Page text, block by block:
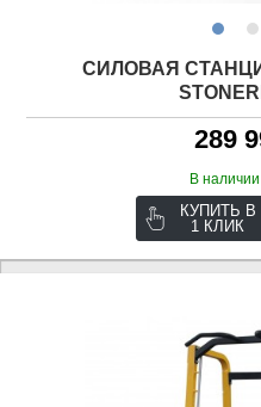
СИЛОВАЯ
289
В наличии
КУПИТЬ В
1 КЛИК